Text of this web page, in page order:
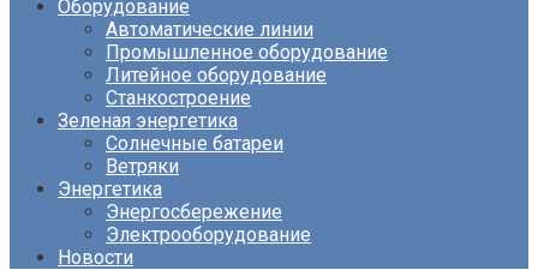
Оборудование
Автоматические линии
Промышленное оборудование
Литейное оборудование
Станкостроение
Зеленая энергетика
Солнечные батареи
Ветряки
Энергетика
Энергосбережение
Электрооборудование
Новости